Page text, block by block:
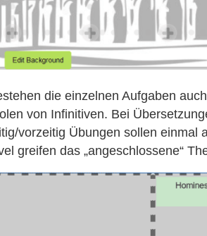
die einzelnen Aufgaben
von Infinitiven. Bei
vorzeitig Übungen sollen einmal
greifen das „angeschlossene“